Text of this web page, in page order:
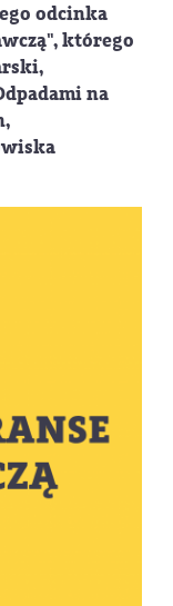
odcinka
którego
na